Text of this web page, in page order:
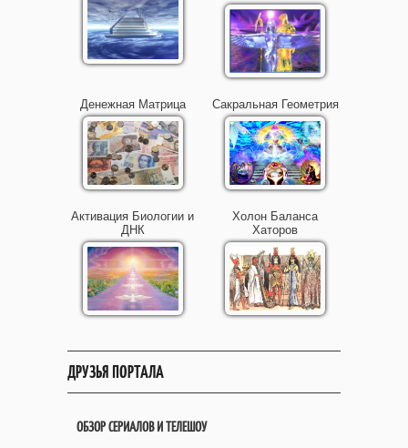
Денежная Матрица Сакральная Геометрия
Активация Биологии и
ДНК
Холон Баланса
Хаторов
ДРУЗЬЯ ПОРТАЛА
ОБЗОР СЕРИАЛОВ И ТЕЛЕШОУ